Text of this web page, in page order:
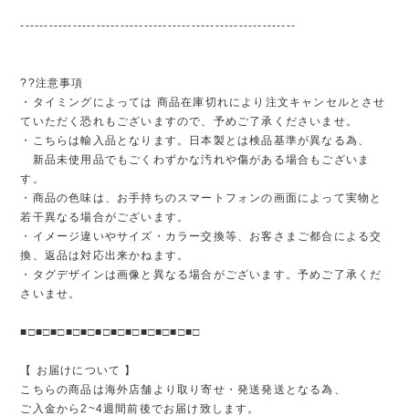
----------------------------------------------------------
??注意事項
・タイミングによっては 商品在庫切れにより注文キャンセルとさせ
ていただく恐れもございますので、予めご了承くださいませ。
・こちらは輸入品となります。日本製とは検品基準が異なる為、
新品未使用品でもごくわずかな汚れや傷がある場合もございま
す。
・商品の色味は、お手持ちのスマートフォンの画面によって実物と
若干異なる場合がございます。
・イメージ違いやサイズ・カラー交換等、お客さまご都合による交
換、返品は対応出来かねます。
・タグデザインは画像と異なる場合がございます。予めご了承くだ
さいませ。
■□■□■□■□■□■□■□■□■□■□■□■□
【 お届けについて 】
こちらの商品は海外店舗より取り寄せ・発送発送となる為、
ご入金から2~4週間前後でお届け致します。